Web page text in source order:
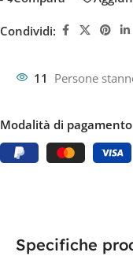
Condividi:
11 Persone
Modalità di
Specifiche